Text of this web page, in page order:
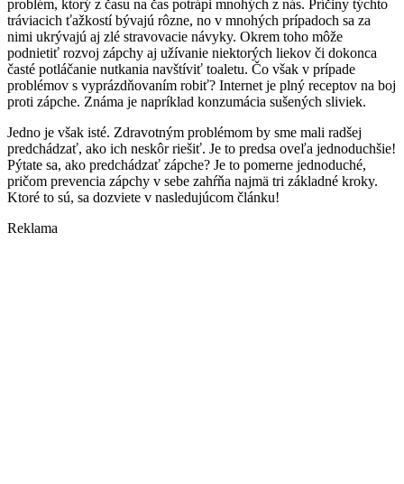
problém, ktorý z času na čas potrápi mnohých z nás. Príčiny týchto
tráviacich ťažkostí bývajú rôzne, no v mnohých prípadoch sa za
nimi ukrývajú aj zlé stravovacie návyky. Okrem toho môže
podnietiť rozvoj zápchy aj užívanie niektorých liekov či dokonca
časté potláčanie nutkania navštíviť toaletu. Čo však v prípade
problémov s vyprázdňovaním robiť? Internet je plný receptov na boj
proti zápche. Známa je napríklad konzumácia sušených sliviek.
Jedno je však isté. Zdravotným problémom by sme mali radšej
predchádzať, ako ich neskôr riešiť. Je to predsa oveľa jednoduchšie!
Pýtate sa, ako predchádzať zápche? Je to pomerne jednoduché,
pričom prevencia zápchy v sebe zahŕňa najmä tri základné kroky.
Ktoré to sú, sa dozviete v nasledujúcom článku!
Reklama